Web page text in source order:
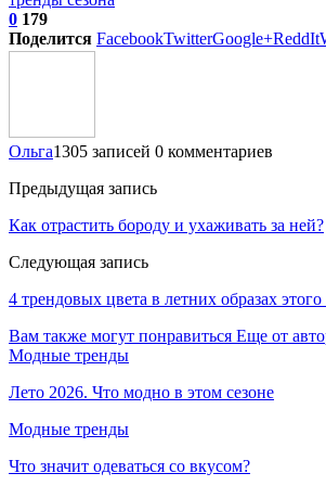
0 179
Поделится FacebookTwitterGoogle+ReddIt
Ольга1305 записей 0 комментариев
Предыдущая запись
Как отрастить бороду и ухаживать за ней?
Следующая запись
4 трендовых цвета в летних образах этого
Вам также могут понравиться Еще от
Модные тренды
Лето 2026. Что модно в этом сезоне
Модные тренды
Что значит одеваться со вкусом?